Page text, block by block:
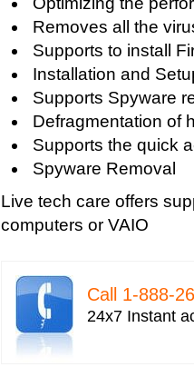
Removes all the
Supports to install
Installation and
Supports Spyware
Defragmentation of
Supports the quick
Spyware Removal
Live tech care offers
computers or VAIO
Call 1-­888-­
24x7 Instant